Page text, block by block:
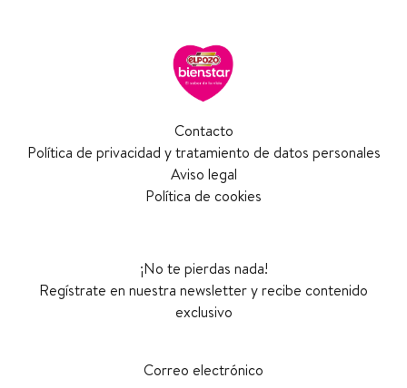
Contacto
Política de privacidad y tratamiento de datos personales
Aviso legal
Política de cookies
¡No te pierdas nada!
Regístrate en nuestra newsletter y recibe contenido
exclusivo
Correo electrónico